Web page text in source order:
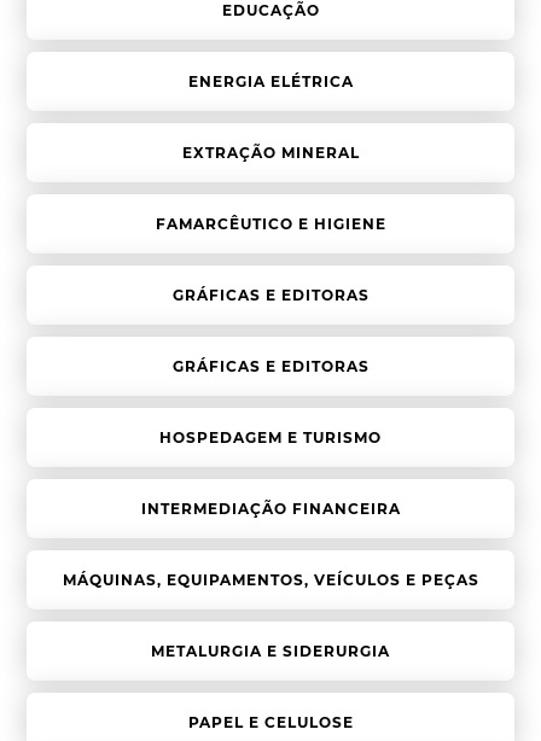
EDUCAÇÃO
ENERGIA ELÉTRICA
EXTRAÇÃO MINERAL
FAMARCÊUTICO E HIGIENE
GRÁFICAS E EDITORAS
GRÁFICAS E EDITORAS
HOSPEDAGEM E TURISMO
INTERMEDIAÇÃO FINANCEIRA
MÁQUINAS, EQUIPAMENTOS, VEÍCULOS E PEÇAS
METALURGIA E SIDERURGIA
PAPEL E CELULOSE